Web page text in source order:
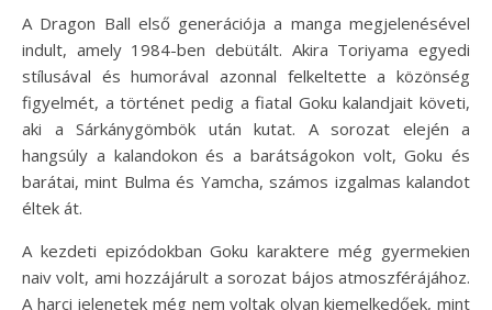
A Dragon Ball első generációja a manga megjelenésével
indult, amely 1984-ben debütált. Akira Toriyama egyedi
stílusával és humorával azonnal felkeltette a közönség
figyelmét, a történet pedig a fiatal Goku kalandjait követi,
aki a Sárkánygömbök után kutat. A sorozat elején a
hangsúly a kalandokon és a barátságokon volt, Goku és
barátai, mint Bulma és Yamcha, számos izgalmas kalandot
éltek át.
A kezdeti epizódokban Goku karaktere még gyermekien
naiv volt, ami hozzájárult a sorozat bájos atmoszférájához.
A harci jelenetek még nem voltak olyan kiemelkedőek, mint